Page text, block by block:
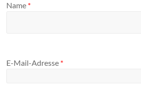
Name *
E-Mail-Adresse *